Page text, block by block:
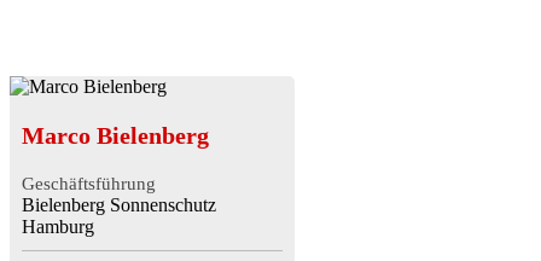
Marco Bielenberg
Geschäftsführung
Bielenberg Sonnenschutz
Hamburg